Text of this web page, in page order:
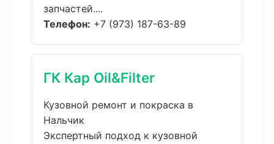
запчастей....
Телефон: +7 (973) 187-63-89
ГК Кар Oil&Filter
Кузовной ремонт и покраска в
Нальчик
Экспертный подход к кузовной